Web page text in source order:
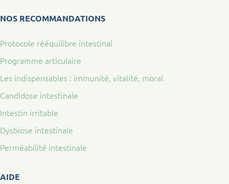
NOS RECOMMANDATIONS
Protocole rééquilibre intestinal
Programme articulaire
Les indispensables : immunité, vitalité, moral
Candidose intestinale
Intestin irritable
Dysbiose intestinale
Perméabilité intestinale
AIDE